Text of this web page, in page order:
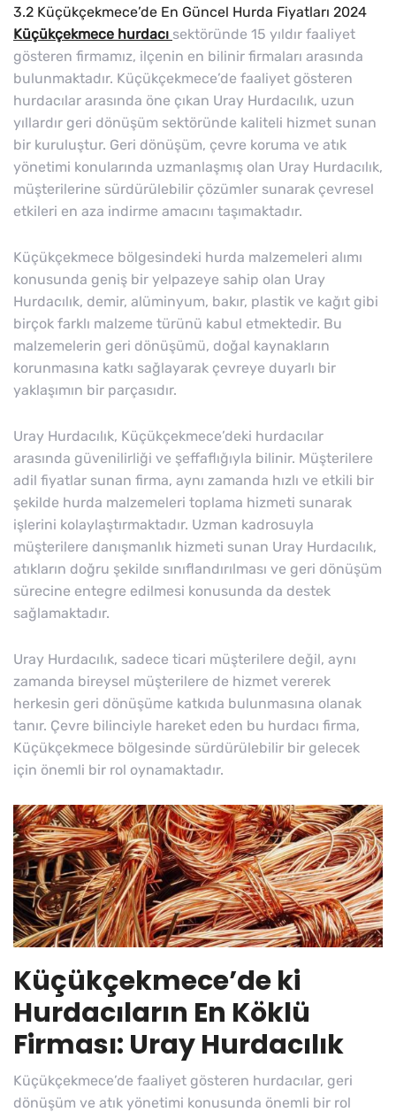
3.2 Küçükçekmece’de En Güncel Hurda Fiyatları 2024
Küçükçekmece hurdacı sektöründe 15 yıldır faaliyet
gösteren firmamız, ilçenin en bilinir firmaları arasında
bulunmaktadır. Küçükçekmece’de faaliyet gösteren
hurdacılar arasında öne çıkan Uray Hurdacılık, uzun
yıllardır geri dönüşüm sektöründe kaliteli hizmet sunan
bir kuruluştur. Geri dönüşüm, çevre koruma ve atık
yönetimi konularında uzmanlaşmış olan Uray Hurdacılık,
müşterilerine sürdürülebilir çözümler sunarak çevresel
etkileri en aza indirme amacını taşımaktadır.
Küçükçekmece bölgesindeki hurda malzemeleri alımı
konusunda geniş bir yelpazeye sahip olan Uray
Hurdacılık, demir, alüminyum, bakır, plastik ve kağıt gibi
birçok farklı malzeme türünü kabul etmektedir. Bu
malzemelerin geri dönüşümü, doğal kaynakların
korunmasına katkı sağlayarak çevreye duyarlı bir
yaklaşımın bir parçasıdır.
Uray Hurdacılık, Küçükçekmece’deki hurdacılar
arasında güvenilirliği ve şeffaflığıyla bilinir. Müşterilere
adil fiyatlar sunan firma, aynı zamanda hızlı ve etkili bir
şekilde hurda malzemeleri toplama hizmeti sunarak
işlerini kolaylaştırmaktadır. Uzman kadrosuyla
müşterilere danışmanlık hizmeti sunan Uray Hurdacılık,
atıkların doğru şekilde sınıflandırılması ve geri dönüşüm
sürecine entegre edilmesi konusunda da destek
sağlamaktadır.
Uray Hurdacılık, sadece ticari müşterilere değil, aynı
zamanda bireysel müşterilere de hizmet vererek
herkesin geri dönüşüme katkıda bulunmasına olanak
tanır. Çevre bilinciyle hareket eden bu hurdacı firma,
Küçükçekmece bölgesinde sürdürülebilir bir gelecek
için önemli bir rol oynamaktadır.
Küçükçekmece’de ki
Hurdacıların En Köklü
Firması: Uray Hurdacılık
Küçükçekmece’de faaliyet gösteren hurdacılar, geri
dönüşüm ve atık yönetimi konusunda önemli bir rol